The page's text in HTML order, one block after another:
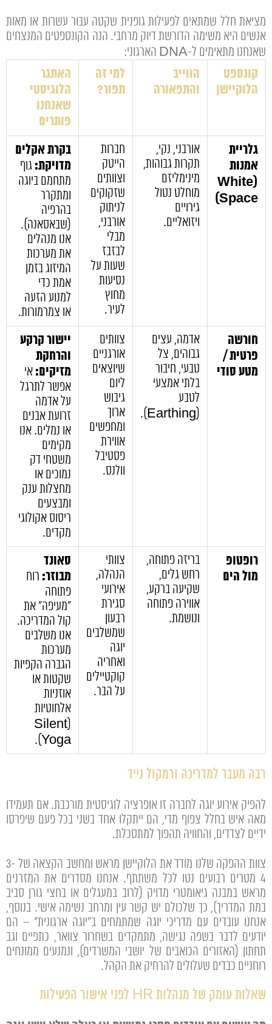
מציאת חלל שמתאים לפעילות גופנית שקטה עבור עשרות או מאות
אנשים היא משימה הדורשת דיוק מרחבי. הנה הקונספטים המנצחים
שאנחנו מתאימים ל-DNA הארגוני:
קונספט
הלוקיישן
הווייב
והתפאורה
למי זה
תפור?
האתגר
הלוגיסטי
שאנחנו
פותרים
גלריית
אמנות
(White
Space)
אורבני, נקי,
תקרות גבוהות,
מינימליזם
מוחלט נטול
גירויים
ויזואליים.
חברות
הייטק
וצוותים
שזקוקים
לניתוק
אורבני,
מבלי
לבזבז
שעות על
נסיעות
מחוץ
לעיר.
בקרת אקלים
מדויקת: גוף
מתחמם ביוגה
ומתקרר
בהרפיה
(שבאסאנה).
אנו מנהלים
את מערכות
המיזוג בזמן
אמת כדי
למנוע הזעה
או צמרמורות.
חורשה
פרטית /
מטע סודי
אדמה, עצים
גבוהים, צל
טבעי, חיבור
בלתי אמצעי
לטבע
(Earthing).
צוותים
אורגניים
שיוצאים
ליום
גיבוש
ארוך
ומחפשים
אווירת
פסטיבל
וולנס.
יישור קרקע
והרחקת
מזיקים: אי
אפשר לתרגל
על אדמה
זרועת אבנים
או נמלים. אנו
מקימים
משטחי דק
נמוכים או
מחצלות ענק
ומבצעים
ריסוס אקולוגי
מקדים.
רופטופ
מול הים
בריזה פתוחה,
רחש גלים,
שקיעה ברקע,
אווירה פתוחה
ונושמת.
צוותי
הנהלה,
אירועי
סגירת
רבעון
שמשלבים
יוגה
ואחריה
קוקטיילים
על הבר.
סאונד
מבוזר: רוח
פתוחה
"מעיפה" את
קול המדריכה.
אנו משלבים
מערכות
הגברה הקפיות
שקטות או
אוזניות
אלחוטיות
(Silent
Yoga).
רבה מעבר למדריכה ורמקול נייד
להפיק אירוע יוגה לחברה זו אופרציה לוגיסטית מורכבת. אם תעמידו
מאה איש בחלל צפוף מדי, הם ייתקלו אחד בשני בכל פעם שיפרסו
ידיים לצדדים, והחוויה תהפוך למתסכלת.
צוות ההפקה שלנו מודד את הלוקיישן מראש ומחשב הקצאה של 3-
4 מטרים רבועים נטו לכל משתתף. אנחנו מסדרים את המזרנים
מראש במבנה גיאומטרי מדויק (לרוב במעגלים או בחצי גורן סביב
במת המדריך), כך שלכולם יש קשר עין ומרחב נשימה אישי. בנוסף,
אנחנו עובדים עם מדריכי יוגה שמתמחים ב"יוגה ארגונית" – הם
יודעים לדבר בשפה נגישה, מתמקדים בשחרור צוואר, כתפיים וגב
תחתון (האזורים הכואבים של יושבי המשרדים), ונמנעים ממונחים
רוחניים כבדים שעלולים להרחיק את הקהל.
שאלות עומק של מנהלות HR לפני אישור הפעילות